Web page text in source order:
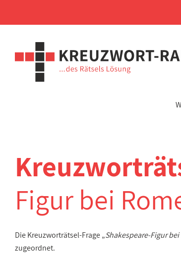
Figur bei
Die Kreuzworträtsel-Frage „Shakespeare-Figur
zugeordnet.